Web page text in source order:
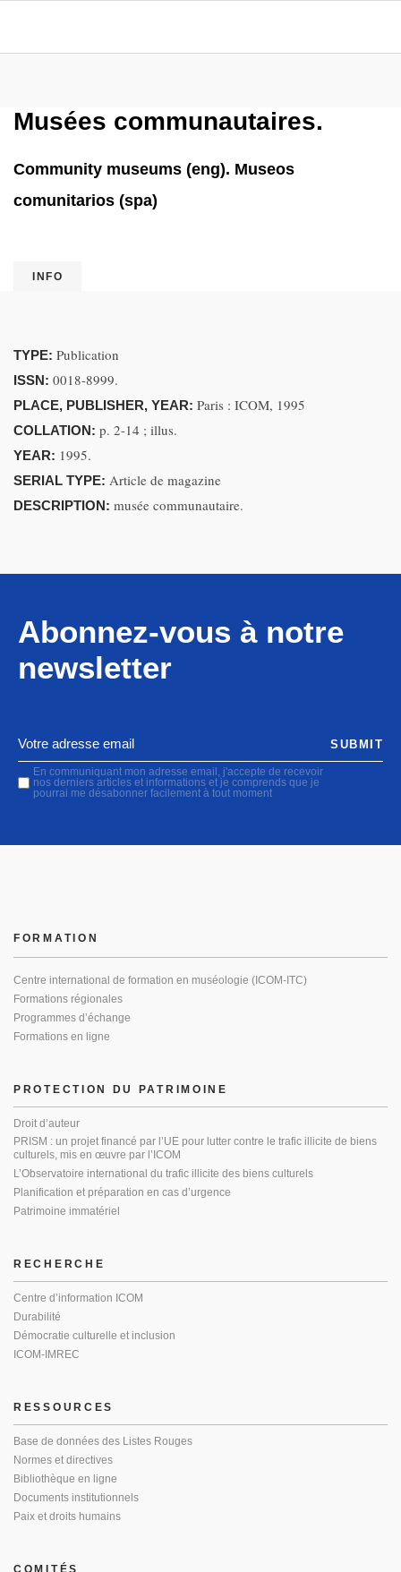
Musées communautaires.
Community museums (eng). Museos
comunitarios (spa)
INFO
TYPE: Publication
ISSN: 0018-8999.
PLACE, PUBLISHER, YEAR: Paris : ICOM, 1995
COLLATION: p. 2-14 ; illus.
YEAR: 1995.
SERIAL TYPE: Article de magazine
DESCRIPTION: musée communautaire.
Abonnez-vous à notre
newsletter
En communiquant mon adresse email, j'accepte de recevoir
nos derniers articles et informations et je comprends que je
pourrai me désabonner facilement à tout moment
SUBMIT
PROTECTION DU PATRIMOINE
Droit d’auteur
PRISM : un projet financé par l’UE pour lutter contre le trafic illicite de biens
culturels, mis en œuvre par l’ICOM
L’Observatoire international du trafic illicite des biens culturels
Planification et préparation en cas d’urgence
Patrimoine immatériel
FORMATION
Centre international de formation en muséologie (ICOM-ITC)
Formations régionales
Programmes d’échange
Formations en ligne
RECHERCHE
Centre d’information ICOM
Durabilité
Démocratie culturelle et inclusion
ICOM-IMREC
RESSOURCES
Base de données des Listes Rouges
Normes et directives
Bibliothèque en ligne
Documents institutionnels
Paix et droits humains
COMITÉS